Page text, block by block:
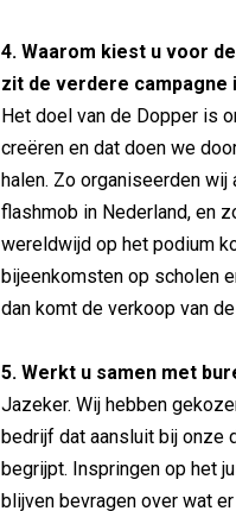
4. Waarom kiest u voor
zit de verdere campagne
Het doel van de Dopper is
creëren en dat doen we
halen. Zo organiseerden
flashmob in Nederland, en
wereldwijd op het podium
bijeenkomsten op scholen
dan komt de verkoop van
5. Werkt u samen met
Jazeker. Wij hebben
bedrijf dat aansluit bij onze
begrijpt. Inspringen op het
blijven bevragen over wat